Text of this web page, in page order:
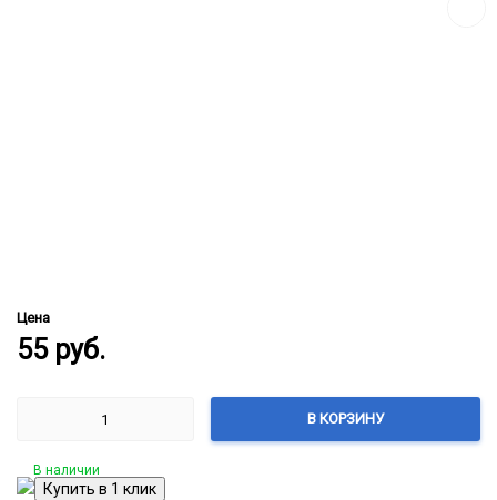
Цена
55 руб.
В КОРЗИНУ
В наличии